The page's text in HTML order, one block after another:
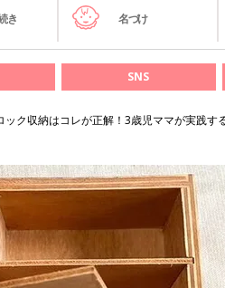
き 名づけ
SNS
ック収納はコレが正解！3歳児ママが実践